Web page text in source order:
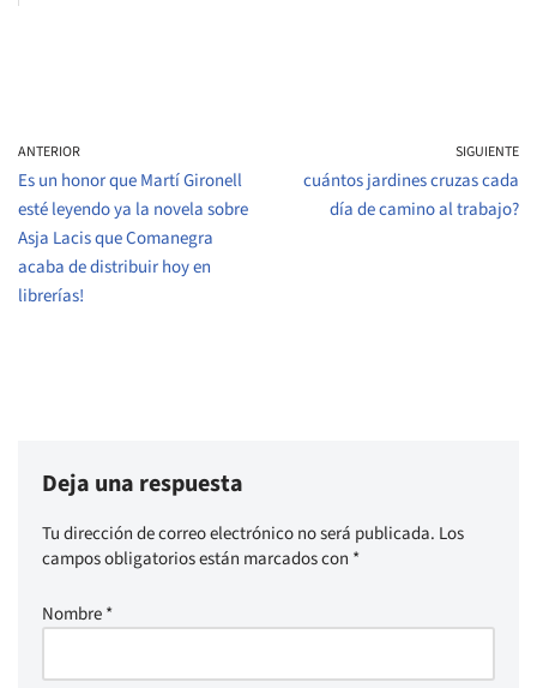
ANTERIOR
Es un honor que Martí Gironell
esté leyendo ya la novela sobre
Asja Lacis que Comanegra
acaba de distribuir hoy en
librerías!
SIGUIENTE
cuántos jardines cruzas cada
día de camino al trabajo?
Deja una respuesta
Tu dirección de correo electrónico no será publicada. Los
campos obligatorios están marcados con *
Nombre*